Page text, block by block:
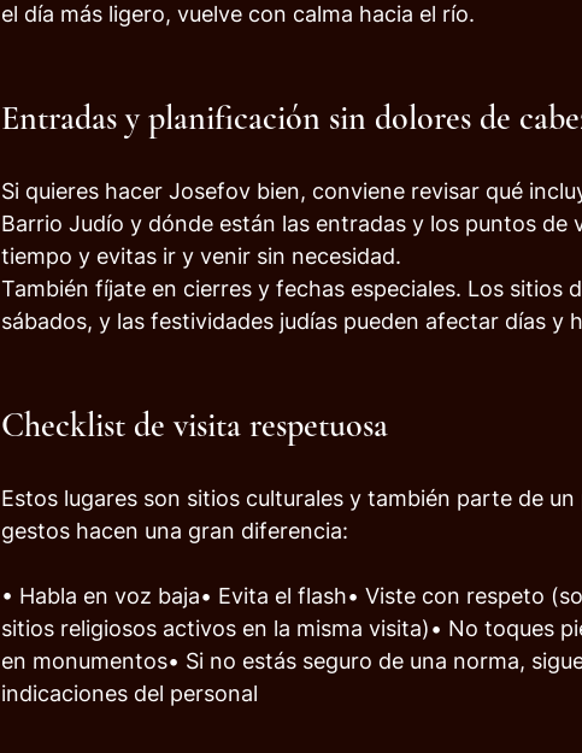
el día más ligero, vuelve con calma hacia el río.
Entradas y planificación sin dolores de
Si quieres hacer Josefov bien, conviene revisar qué
Barrio Judío y dónde están las entradas y los puntos de
tiempo y evitas ir y venir sin necesidad.
También fíjate en cierres y fechas especiales. Los sitios
sábados, y las festividades judías pueden afectar días y
Checklist de visita respetuosa
Estos lugares son sitios culturales y también parte de
gestos hacen una gran diferencia:
• Habla en voz baja• Evita el flash• Viste con respeto
sitios religiosos activos en la misma visita)• No toques
en monumentos• Si no estás seguro de una norma,
indicaciones del personal